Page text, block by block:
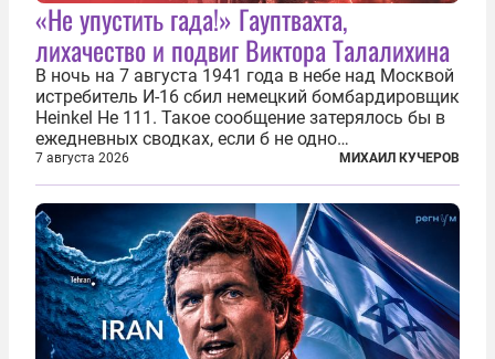
«Не упустить гада!» Гауптвахта,
лихачество и подвиг Виктора Талалихина
В ночь на 7 августа 1941 года в небе над Москвой
истребитель И-16 сбил немецкий бомбардировщик
Heinkel He 111. Такое сообщение затерялось бы в
ежедневных сводках, если б не одно
обстоятельство. Это был один из первых в
истории отечественной авиации ночных таранов.
У пилота — младшего лейтенанта...
7 августа 2026 МИХАИЛ КУЧЕРОВ